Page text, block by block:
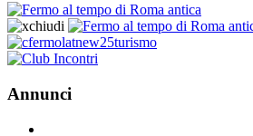
Annunci